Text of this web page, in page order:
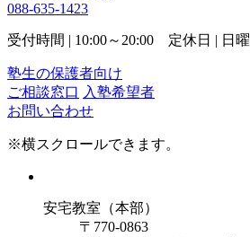
088-635-1423
受付時間 | 10:00～20:00 定休日 | 日曜
塾生の保護者向け
ご相談窓口 入塾希望者
お問い合わせ
※横スクロールできます。
安宅教室（本部）
〒770-0863